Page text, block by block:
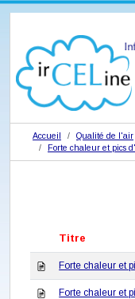
Accueil Qualité de l'air
Forte chaleur et pics
Titre
Forte chaleur et
Forte chaleur et